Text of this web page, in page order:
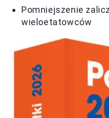
Pomniejszenie
wieloetatowców